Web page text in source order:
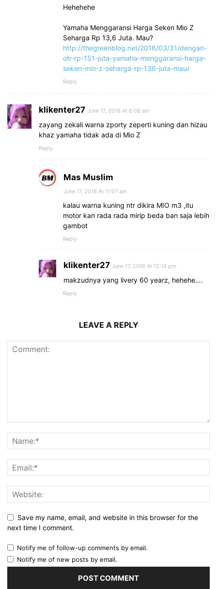
Hehehehe
Yamaha Menggaransi Harga Seken Mio Z
Seharga Rp 13,6 Juta. Mau?
http://thegreenblog.net/2016/03/31/dengan-
otr-rp-151-juta-yamaha-menggaransi-harga-
seken-mio-z-seharga-rp-136-juta-mau/
Reply
klikenter27 June 17, 2016 At 6:08 am
zayang zekali warna zporty zeperti kuning dan hizau
khaz yamaha tidak ada di Mio Z
Reply
Mas Muslim
June 17, 2016 At 11:07 am
kalau warna kuning ntr dikira MIO m3 ,itu
motor kan rada rada mirip beda ban saja lebih
gambot
Reply
klikenter27 June 17, 2016 At 12:14 pm
makzudnya yang livery 60 yearz, hehehe….
Reply
LEAVE A REPLY
Save my name, email, and website in this browser for the
next time I comment.
Notify me of follow-up comments by email.
Notify me of new posts by email.